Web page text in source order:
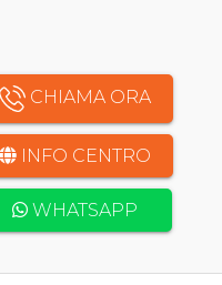
CHIAMA ORA
INFO CENTRO
WHATSAPP